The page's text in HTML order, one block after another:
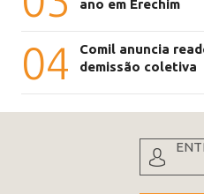
ano em Erechim
04
Comil anuncia
demissão coletiva